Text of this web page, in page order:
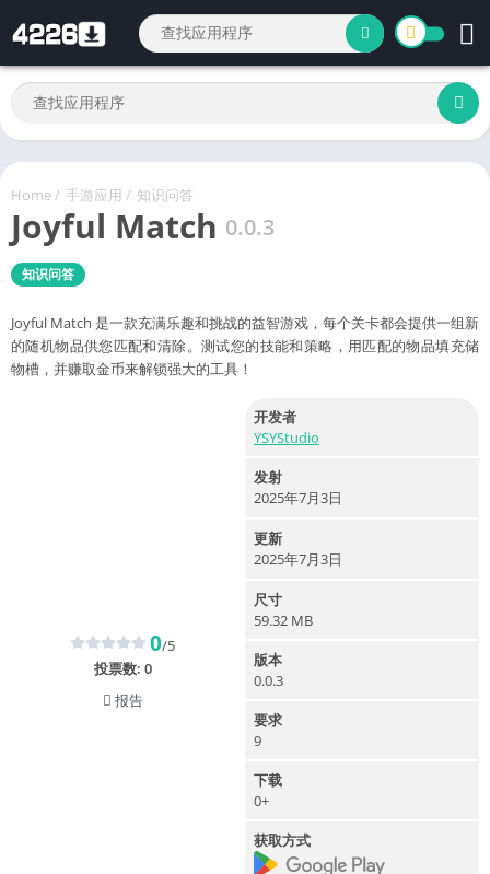
Home/ 手游应用 / 知识问答
Joyful Match 0.0.3
知识问答
Joyful Match 是一款充满乐趣和挑战的益智游戏，每个关卡都会提供一组新
的随机物品供您匹配和清除。测试您的技能和策略，用匹配的物品填充储
物槽，并赚取金币来解锁强大的工具！
0/5
投票数: 0
报告
开发者
YSYStudio
发射
2025年7月3日
更新
2025年7月3日
尺寸
59.32 MB
版本
0.0.3
要求
9
下载
0+
获取方式